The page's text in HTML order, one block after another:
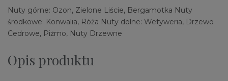
Nuty górne: Ozon, Zielone Liście, Bergamotka Nuty
środkowe: Konwalia, Róża Nuty dolne: Wetyweria, Drzewo
Cedrowe, Piżmo, Nuty Drzewne
Opis produktu